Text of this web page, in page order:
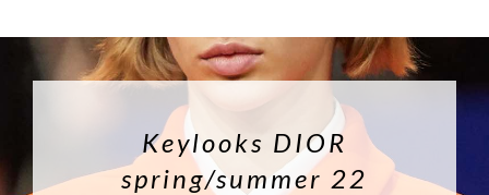
Keylooks DIOR
spring/summer 22